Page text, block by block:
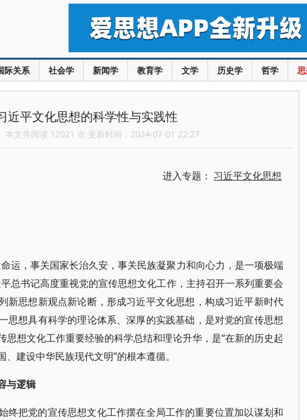
际关系 社会学 新闻学 教育学 文学 历史学 哲学
近平文化思想的科学性与实践性
本文共阅读 12021 次 更新时间：2024-07-01 22:27
进入专题： 习近平文化思想
运，事关国家长治久安，事关民族凝聚力和向心力，是一项极端
总书记高度重视党的宣传思想文化工作，主持召开一系列重要会
新思想新观点新论断，形成习近平文化思想，构成习近平新时代
思想具有科学的理论体系、深厚的实践基础，是对党的宣传思想
思想文化工作重要经验的科学总结和理论升华，是“在新的历史起
建设中华民族现代文明”的根本遵循。
与逻辑
终把党的宣传思想文化工作摆在全局工作的重要位置加以谋划和